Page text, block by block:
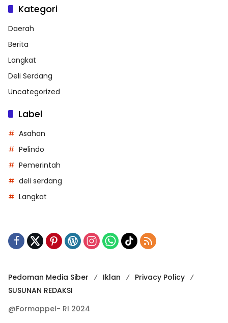
Kategori
Daerah
Berita
Langkat
Deli Serdang
Uncategorized
Label
Asahan
Pelindo
Pemerintah
deli serdang
Langkat
Pedoman Media Siber Iklan
Privacy Policy
SUSUNAN REDAKSI
@Formappel- RI 2024